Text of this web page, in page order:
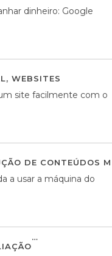
dinheiro: Google
, WEBSITES
site facilmente com o
DE CONTEÚDOS
a usar a máquina do